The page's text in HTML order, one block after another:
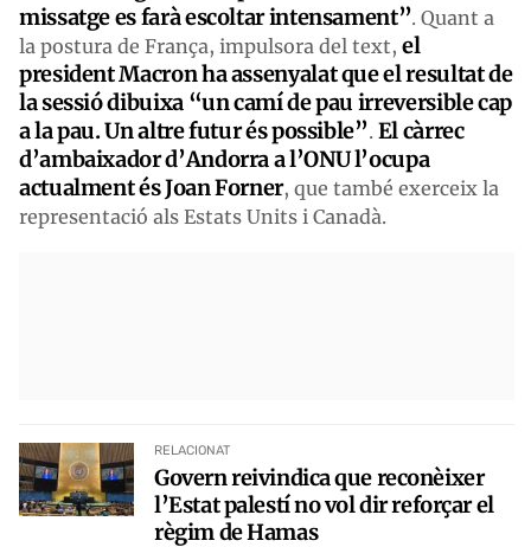
missatge es farà escoltar intensament”. Quant a
la postura de França, impulsora del text, el
president Macron ha assenyalat que el resultat de
la sessió dibuixa “un camí de pau irreversible cap
a la pau. Un altre futur és possible”. El càrrec
d’ambaixador d’Andorra a l’ONU l’ocupa
actualment és Joan Forner, que també exerceix la
representació als Estats Units i Canadà.
RELACIONAT
Govern reivindica que reconèixer
l’Estat palestí no vol dir reforçar el
règim de Hamas